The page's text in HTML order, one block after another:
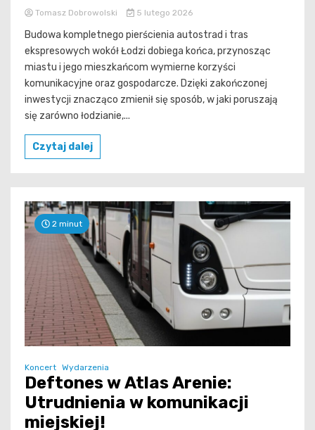
Tomasz Dobrowolski 5 lutego 2026
Budowa kompletnego pierścienia autostrad i tras
ekspresowych wokół Łodzi dobiega końca, przynosząc
miastu i jego mieszkańcom wymierne korzyści
komunikacyjne oraz gospodarcze. Dzięki zakończonej
inwestycji znacząco zmienił się sposób, w jaki poruszają
się zarówno łodzianie,...
Czytaj dalej
2 minut
Koncert Wydarzenia
Deftones w Atlas Arenie:
Utrudnienia w komunikacji
miejskiej!